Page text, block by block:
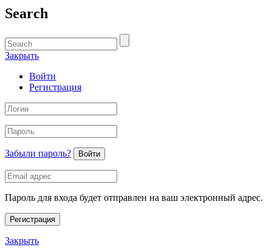
Search
Закрыть
Войти
Регистрация
Забыли пароль? Войти
Пароль для входа будет отправлен на ваш электронный адрес.
Регистрация
Закрыть